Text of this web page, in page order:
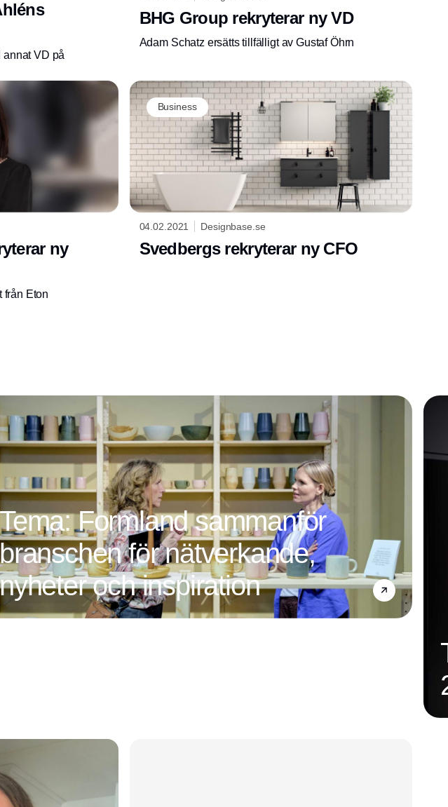
VD på
BHG Group rekryterar ny VD
Adam Schatz ersätts tillfälligt av Gustaf Öhrn
ny
från Eton
Business
04.02.2021 Designbase.se
Svedbergs rekryterar ny CFO
Tema: Formland sammanför
branschen för nätverkande,
nyheter och inspiration